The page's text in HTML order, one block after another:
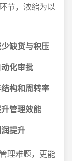
节，浓缩为以
缺货与积压
化审批
构和周转率
管理效能
提升
理难题，更能